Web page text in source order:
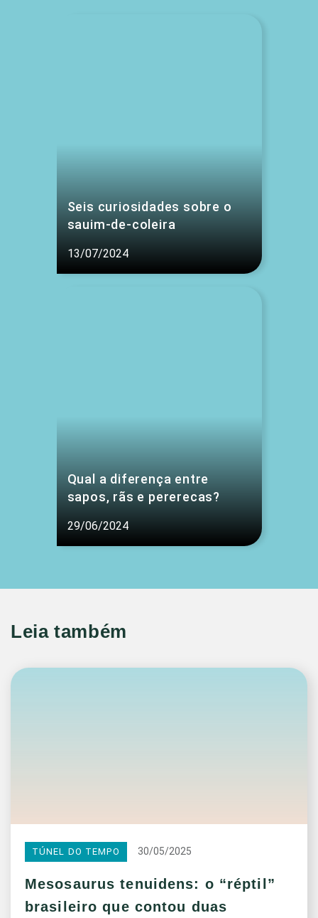
Seis curiosidades sobre o
sauim-de-coleira
13/07/2024
Qual a diferença entre
sapos, rãs e pererecas?
29/06/2024
Leia também
TÚNEL DO TEMPO 30/05/2025
Mesosaurus tenuidens: o “réptil”
brasileiro que contou duas